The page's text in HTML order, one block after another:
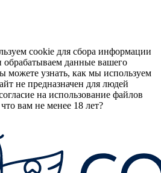
cookie для сбора информации
обрабатываем данные вашего
можете узнать, как мы используем
не предназначен для людей
на использование файлов
вам не менее 18 лет?